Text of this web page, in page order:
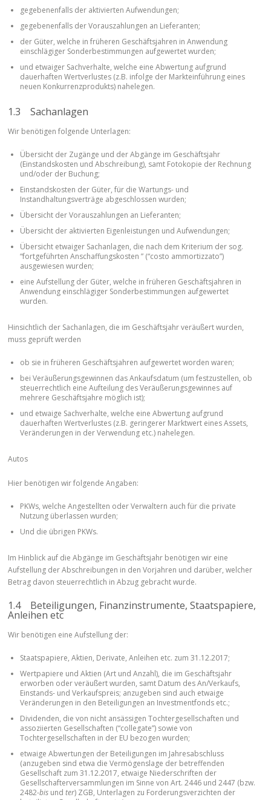
gegebenenfalls der aktivierten Aufwendungen;
gegebenenfalls der Vorauszahlungen an Lieferanten;
der Güter, welche in früheren Geschäftsjahren in Anwendung
einschlägiger Sonderbestimmungen aufgewertet wurden;
und etwaiger Sachverhalte, welche eine Abwertung aufgrund
dauerhaften Wertverlustes (z.B. infolge der Markteinführung eines
neuen Konkurrenzprodukts) nahelegen.
1.3 Sachanlagen
Wir benötigen folgende Unterlagen:
Übersicht der Zugänge und der Abgänge im Geschäftsjahr
(Einstandskosten und Abschreibung), samt Fotokopie der Rechnung
und/oder der Buchung;
Einstandskosten der Güter, für die Wartungs- und
Instandhaltungsverträge abgeschlossen wurden;
Übersicht der Vorauszahlungen an Lieferanten;
Übersicht der aktivierten Eigenleistungen und Aufwendungen;
Übersicht etwaiger Sachanlagen, die nach dem Kriterium der sog.
“fortgeführten Anschaffungskosten ” (“costo ammortizzato”)
ausgewiesen wurden;
eine Aufstellung der Güter, welche in früheren Geschäftsjahren in
Anwendung einschlägiger Sonderbestimmungen aufgewertet
wurden.
Hinsichtlich der Sachanlagen, die im Geschäftsjahr veräußert wurden,
muss geprüft werden
ob sie in früheren Geschäftsjahren aufgewertet worden waren;
bei Veräußerungsgewinnen das Ankaufsdatum (um festzustellen, ob
steuerrechtlich eine Aufteilung des Veräußerungsgewinnes auf
mehrere Geschäftsjahre möglich ist);
und etwaige Sachverhalte, welche eine Abwertung aufgrund
dauerhaften Wertverlustes (z.B. geringerer Marktwert eines Assets,
Veränderungen in der Verwendung etc.) nahelegen.
Autos
Hier benötigen wir folgende Angaben:
PKWs, welche Angestellten oder Verwaltern auch für die private
Nutzung überlassen wurden;
Und die übrigen PKWs.
Im Hinblick auf die Abgänge im Geschäftsjahr benötigen wir eine
Aufstellung der Abschreibungen in den Vorjahren und darüber, welcher
Betrag davon steuerrechtlich in Abzug gebracht wurde.
1.4 Beteiligungen, Finanzinstrumente, Staatspapiere,
Anleihen etc
Wir benötigen eine Aufstellung der:
Staatspapiere, Aktien, Derivate, Anleihen etc. zum 31.12.2017;
Wertpapiere und Aktien (Art und Anzahl), die im Geschäftsjahr
erworben oder veräußert wurden, samt Datum des An/Verkaufs,
Einstands- und Verkaufspreis; anzugeben sind auch etwaige
Veränderungen in den Beteiligungen an Investmentfonds etc.;
Dividenden, die von nicht ansässigen Tochtergesellschaften und
assoziierten Gesellschaften (“collegate”) sowie von
Tochtergesellschaften in der EU bezogen wurden;
etwaige Abwertungen der Beteiligungen im Jahresabschluss
(anzugeben sind etwa die Vermögenslage der betreffenden
Gesellschaft zum 31.12.2017, etwaige Niederschriften der
Gesellschafterversammlungen im Sinne von Art. 2446 und 2447 (bzw.
2482-bis undter) ZGB, Unterlagen zu Forderungsverzichten der